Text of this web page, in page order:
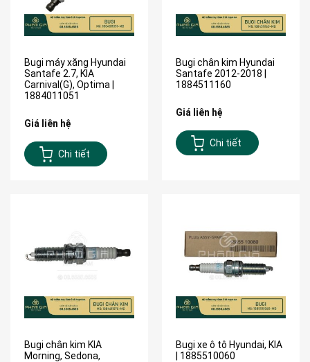
Bugi máy xăng Hyundai
Santafe 2.7, KIA
Carnival(G), Optima |
1884011051
Giá liên hệ
Chi tiết
Bugi chân kim Hyundai
Santafe 2012-2018 |
1884511160
Giá liên hệ
Chi tiết
Bugi chân kim KIA
Morning, Sedona,
Bugi xe ô tô Hyundai, KIA
| 1885510060